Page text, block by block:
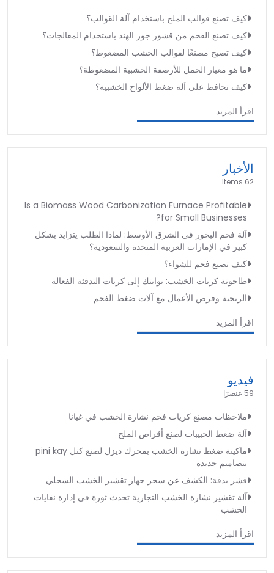
كيف تصنع قوالب الملح باستخدام آلة القوالب؟
كيف تصنع الفحم من قشور جوز الهند باستخدام المعالجات؟
كيف تصبح مصنعًا لقوالب الخشب المضغوط؟
ما هو معيار الحمل للأرصفة الخشبية المضغوطة؟
كيف تحافظ على آلة ضغط الألواح الخشبية؟
اقرأ المزيد
الأخبار
62 Items
Is a Biomass Wood Carbonization Furnace Profitable
for Small Businesses?
آلة فحم البخور في الشرق الأوسط: لماذا الطلب يتزايد بشكل
كبير في الإمارات العربية المتحدة والسعودية؟
كيف تصنع فحم للشواء؟
طاحونة كريات الخشب: بوابتك إلى كريات التدفئة الفعالة
الربحية وفرص الأعمال مع آلات ضغط الفحم
اقرأ المزيد
فيديو
59 عنصرًا
ملاحظات مصنع كريات فحم نشارة الخشب في غيانا
آلة ضغط الحبيبات لصنع أقراص الملح
ماكينة ضغط نشارة الخشب بمحرك ديزل لصنع كتل pini kay
بتصاميم جديدة
قشر بدقة: الكشف عن سحر جهاز تقشير الخشب السجلي
آلة تقشير نشارة الخشب التجارية تحدث ثورة في إدارة نفايات
الخشب
اقرأ المزيد